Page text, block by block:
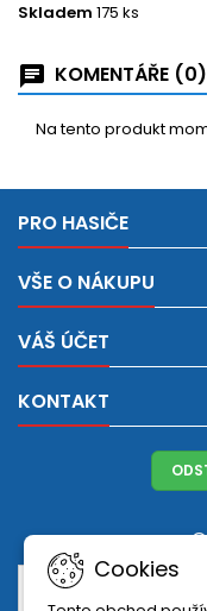
Skladem 175 ks
KOMENTÁŘE (0)
Na tento produkt
PRO HASIČE
VŠE O NÁKUPU
VÁŠ ÚČET
KONTAKT
Cookies